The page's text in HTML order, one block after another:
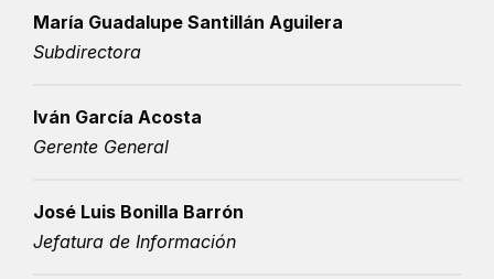
María Guadalupe Santillán Aguilera
Subdirectora
Iván García Acosta
Gerente General
José Luis Bonilla Barrón
Jefatura de Información